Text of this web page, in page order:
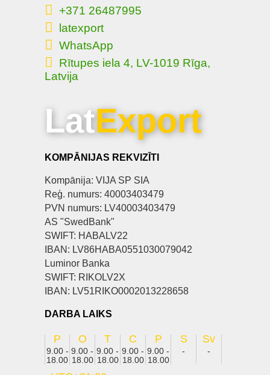
+371 26487995
latexport
WhatsApp
Rītupes iela 4, LV-1019 Rīga,
Latvija
LatExport
KOMPĀNIJAS REKVIZĪTI
Kompānija: VIJA SP SIA
Reģ. numurs: 40003403479
PVN numurs: LV40003403479
AS "SwedBank"
SWIFT: HABALV22
IBAN: LV86HABA0551030079042
Luminor Banka
SWIFT: RIKOLV2X
IBAN: LV51RIKO0002013228658
DARBA LAIKS
P
9.00 -
18.00
O
9.00 -
18.00
T
9.00 -
18.00
C
9.00 -
18.00
P
9.00 -
18.00
S
-
Sv
-